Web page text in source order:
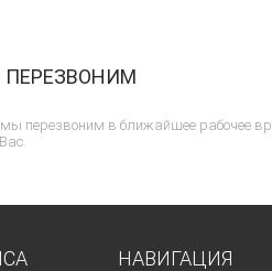
ПЕРЕЗВОНИМ
перезвоним в ближайшее рабочее
НАВИГАЦИЯ